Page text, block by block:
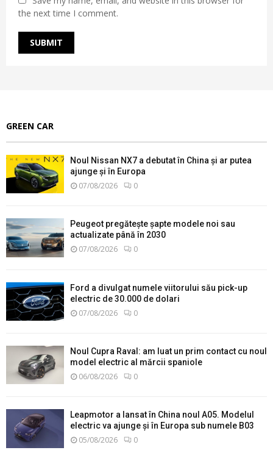
the next time I comment.
GREEN CAR
Noul Nissan NX7 a debutat în China și ar putea
ajunge și în Europa
07/08/2026 0
Peugeot pregătește șapte modele noi sau
actualizate până în 2030
07/08/2026 0
Ford a divulgat numele viitorului său pick-up
electric de 30.000 de dolari
07/08/2026 0
Noul Cupra Raval: am luat un prim contact cu noul
model electric al mărcii spaniole
06/08/2026 0
Leapmotor a lansat în China noul A05. Modelul
electric va ajunge și în Europa sub numele B03
05/08/2026 0